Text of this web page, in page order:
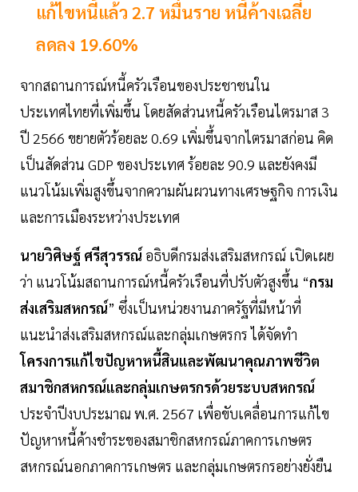
แก้ไขหนี้แล้ว 2.7 หมื่นราย หนี้ค้างเฉลี่ย
ลดลง 19.60%
จากสถานการณ์หนี้ครัวเรือนของประชาชนใน
ประเทศไทยที่เพิ่มขึ้น โดยสัดส่วนหนี้ครัวเรือนไตรมาส 3
ปี 2566 ขยายตัวร้อยละ 0.69 เพิ่มขึ้นจากไตรมาสก่อน คิด
เป็นสัดส่วน GDP ของประเทศ ร้อยละ 90.9 และยังคงมี
แนวโน้มเพิ่มสูงขึ้นจากความผันผวนทางเศรษฐกิจ การเงิน
และการเมืองระหว่างประเทศ
นายวิศิษฐ์ ศรีสุวรรณ์ อธิบดีกรมส่งเสริมสหกรณ์ เปิดเผย
ว่า แนวโน้มสถานการณ์หนี้ครัวเรือนที่ปรับตัวสูงขึ้น “กรม
ส่งเสริมสหกรณ์” ซึ่งเป็นหน่วยงานภาครัฐที่มีหน้าที่
แนะนำส่งเสริมสหกรณ์และกลุ่มเกษตรกร ได้จัดทำ
โครงการแก้ไขปัญหาหนี้สินและพัฒนาคุณภาพชีวิต
สมาชิกสหกรณ์และกลุ่มเกษตรกรด้วยระบบสหกรณ์
ประจำปีงบประมาณ พ.ศ. 2567 เพื่อขับเคลื่อนการแก้ไข
ปัญหาหนี้ค้างชำระของสมาชิกสหกรณ์ภาคการเกษตร
สหกรณ์นอกภาคการเกษตร และกลุ่มเกษตรกรอย่างยั่งยืน